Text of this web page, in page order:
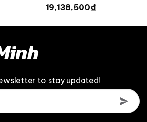
gốc
là:
19,138,500₫
là:
to stay updated!